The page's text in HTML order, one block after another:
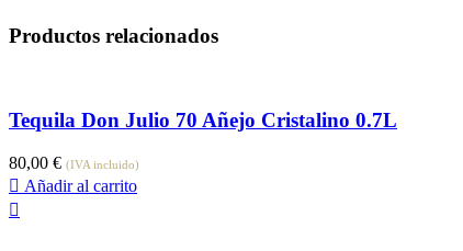
Productos relacionados
Tequila Don Julio 70 Añejo Cristalino 0.7L
80,00 € (IVA incluido)
Añadir al carrito